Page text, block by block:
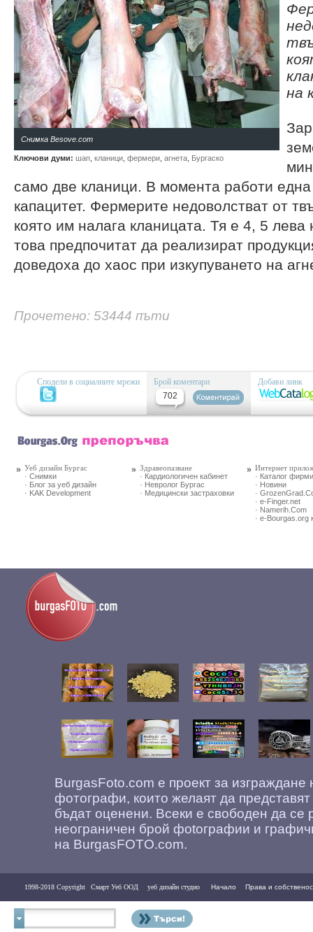
Снимка Besove.com
Ключови думи: шап кланици фермери агнета Бургаско
на
само две кланици. В момента работи
капацитет. Фермерите недоволстват от
която им налага кланицата. Тя е 4, 5 лева
това предпочитат да реализират
доведоха до хаос при изкупуването на
Прочетено: 53444 пъти
Сподели в социалните мрежи
Брой коментари
702
Добави линк
Уеб дизайн Бургас
· Снимки
· Блог за уеб дизайн
· KAK Development
Здравеопазване
· Кардиологичен кабинет
· Невролог Бургас
· Медицински застраховки
Интернет
· Каталог фирми
· Новини
·
· e-Finger.net
· Namerih.Com
· e-Bourgas.org
BurgasFoto.com е проект за
фотографи, които желаят да
бъдат оценени. Всеки е свободен да се
неограничен брой фоtографии и
на BurgasFOTO.com.
1998-2018 Copyright Смарт Уеб ООД уеб дизайн студио Начало Права и